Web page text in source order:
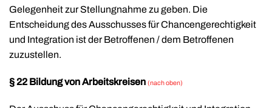
Gelegenheit zur Stellungnahme zu geben. Die
Entscheidung des Ausschusses für Chancengerechtigkeit
und Integration ist der Betroffenen / dem Betroffenen
zuzustellen.
§ 22 Bildung von Arbeitskreisen (nach oben)